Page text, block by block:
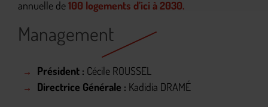
annuelle de100 logements d’ici à 2030.
Management
Président : Cécile ROUSSEL
Directrice Générale : Kadidia DRAMÉ